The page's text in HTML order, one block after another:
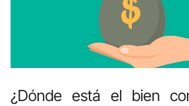
¿Dónde está el bien